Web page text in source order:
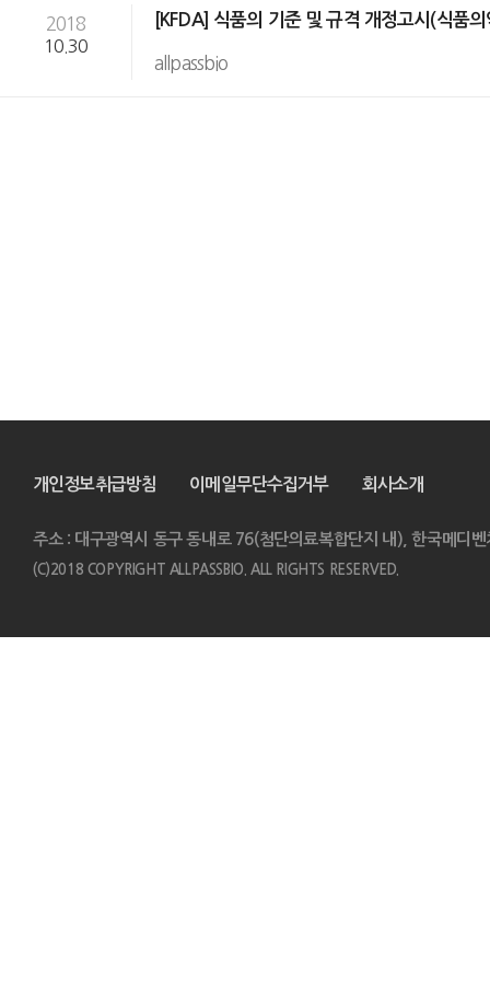
2018
10.30
[KFDA] 식품의 기준 및 규격 개정고시(식
allpassbio
개인정보취급방침 이메일무단수집거부 회사소개
주소 : 대구광역시 동구 동내로 76(첨단의료복합단지 내), 한국메디
(C)2018 COPYRIGHT ALLPASSBIO. ALL RIGHTS RESERVED.